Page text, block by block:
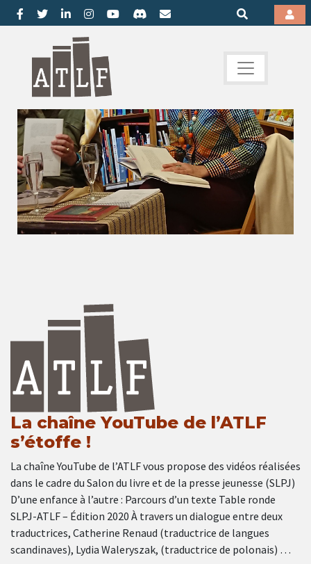
La chaîne YouTube de l’ATLF
s’étoffe !
La chaîne YouTube de l’ATLF vous propose des vidéos réalisées
dans le cadre du Salon du livre et de la presse jeunesse (SLPJ)
D’une enfance à l’autre : Parcours d’un texte Table ronde
SLPJ-ATLF – Édition 2020 À travers un dialogue entre deux
traductrices, Catherine Renaud (traductrice de langues
scandinaves), Lydia Waleryszak, (traductrice de polonais) …